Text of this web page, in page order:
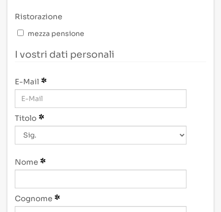
Ristorazione
mezza pensione
I vostri dati personali
E-Mail
Titolo
Nome
Cognome